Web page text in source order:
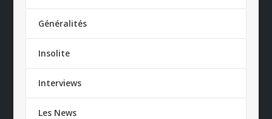
Généralités
Insolite
Interviews
Les News